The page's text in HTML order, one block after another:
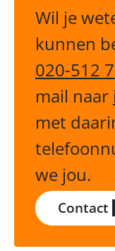
Wil je
kunnen
020-512
mail naar
met
we jou.
Contact